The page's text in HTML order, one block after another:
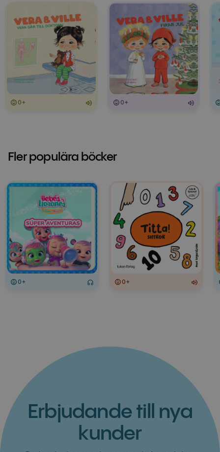
0+ 0+
Fler populära böcker
0+ 0+
Erbjudande till nya
kunder